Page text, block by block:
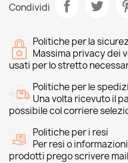
Condividi
Politiche per la
Massima privacy dei
usati per lo stretto
Politiche per le
Una volta ricevuto il
possibile col corriere
Politiche per i resi
Per resi o
prodotti prego scrivere